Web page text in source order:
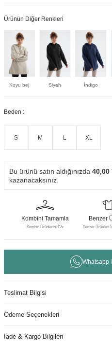
Ürünün Diğer Renkleri
Koyu bej Siyah İndigo
Beden :
S M L XL
Bu ürünü satın aldığınızda 40,00
kazanacaksınız.
Kombini Tamamla
Kombin Ürünlerini Gör
Benzer
Benzer Ürünleri
Whatsapp
Teslimat Bilgisi
Ödeme Seçenekleri
İade & Kargo Bilgileri